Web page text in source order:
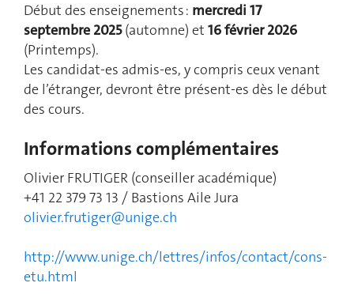
Début des enseignements : mercredi 17
septembre 2025(automne) et 16 février 2026
(Printemps).
Les candidat-es admis-es, y compris ceux venant
de l’étranger, devront être présent-es dès le début
des cours.
Informations complémentaires
Olivier FRUTIGER (conseiller académique)
+41 22 379 73 13 / Bastions Aile Jura
olivier.frutiger@unige.ch
http://www.unige.ch/lettres/infos/contact/cons-
etu.html